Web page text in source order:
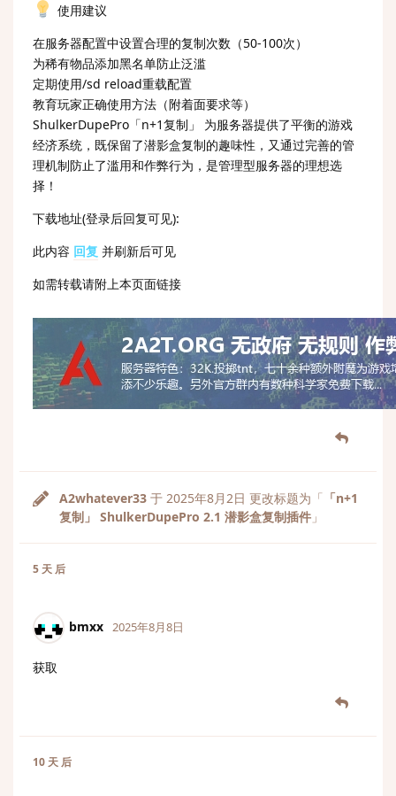
使用建议
在服务器配置中设置合理的复制次数（50-100次）
为稀有物品添加黑名单防止泛滥
定期使用/sd reload重载配置
教育玩家正确使用方法（附着面要求等）
ShulkerDupePro「n+1复制」 为服务器提供了平衡的游戏
经济系统，既保留了潜影盒复制的趣味性，又通过完善的管
理机制防止了滥用和作弊行为，是管理型服务器的理想选
择！
下载地址(登录后回复可见):
此内容 回复 并刷新后可见
如需转载请附上本页面链接
A2whatever33 于 2025年8月2日 更改标题为「 「n+1
复制」 ShulkerDupePro 2.1 潜影盒复制插件 」
5 天 后
bmxx 2025年8月8日
获取
10 天 后